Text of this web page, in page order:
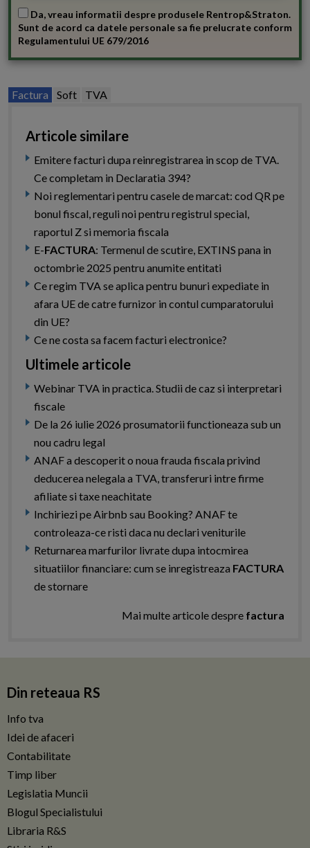
Da, vreau informatii despre produsele Rentrop&Straton.
Sunt de acord ca datele personale sa fie prelucrate conform
Regulamentului UE 679/2016
Factura Soft TVA
Articole similare
Emitere facturi dupa reinregistrarea in scop de TVA.
Ce completam in Declaratia 394?
Noi reglementari pentru casele de marcat: cod QR pe
bonul fiscal, reguli noi pentru registrul special,
raportul Z si memoria fiscala
E-FACTURA: Termenul de scutire, EXTINS pana in
octombrie 2025 pentru anumite entitati
Ce regim TVA se aplica pentru bunuri expediate in
afara UE de catre furnizor in contul cumparatorului
din UE?
Ce ne costa sa facem facturi electronice?
Ultimele articole
Webinar TVA in practica. Studii de caz si interpretari
fiscale
De la 26 iulie 2026 prosumatorii functioneaza sub un
nou cadru legal
ANAF a descoperit o noua frauda fiscala privind
deducerea nelegala a TVA, transferuri intre firme
afiliate si taxe neachitate
Inchiriezi pe Airbnb sau Booking? ANAF te
controleaza-ce risti daca nu declari veniturile
Returnarea marfurilor livrate dupa intocmirea
situatiilor financiare: cum se inregistreaza FACTURA
de stornare
Mai multe articole despre factura
Din reteaua RS
Info tva
Idei de afaceri
Contabilitate
Timp liber
Legislatia Muncii
Blogul Specialistului
Libraria R&S